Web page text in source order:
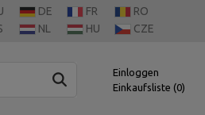
DE FR
RO
NL HU CZE
Einloggen
Einkaufsliste 0